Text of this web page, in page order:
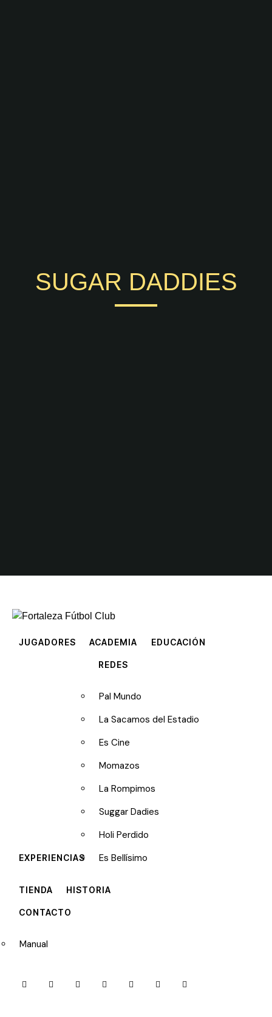
SUGAR DADDIES
JUGADORES ACADEMIA EDUCACIÓN
EXPERIENCIAS
REDES
Pal Mundo
La Sacamos del Estadio
Es Cine
Momazos
La Rompimos
Suggar Dadies
Holi Perdido
Es Bellísimo
TIENDA HISTORIA
CONTACTO
Manual